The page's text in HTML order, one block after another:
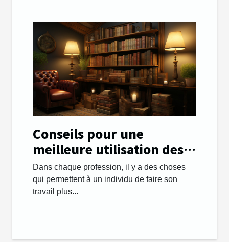
Conseils pour une
meilleure utilisation des
dictionnaires
Dans chaque profession, il y a des choses
qui permettent à un individu de faire son
travail plus...